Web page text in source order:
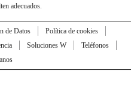
adecuados.
de Datos
Política de cookies
Soluciones W
Teléfonos